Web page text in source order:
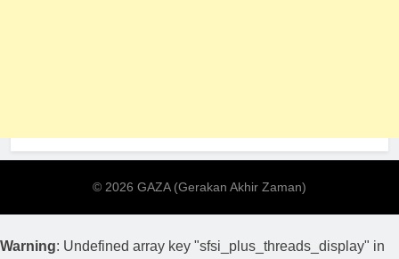
Warning: Undefined array key "sfsi_plus_threads_display" in